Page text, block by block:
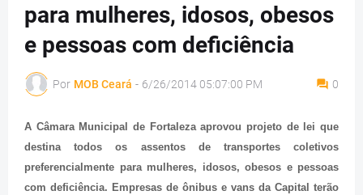
para mulheres, idosos, obesos
e pessoas com deficiência
Por MOB Ceará - 6/26/2014 05:07:00 PM 0
A Câmara Municipal de Fortaleza aprovou projeto de lei que
destina todos os assentos de transportes coletivos
preferencialmente para mulheres, idosos, obesos e pessoas
com deficiência. Empresas de ônibus e vans da Capital terão